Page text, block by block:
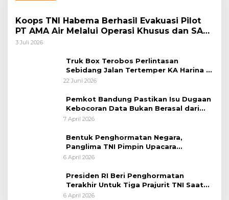
Koops TNI Habema Berhasil Evakuasi Pilot
PT AMA Air Melalui Operasi Khusus dan SAR
Taktis
3 Juli 2026
Truk Box Terobos Perlintasan
Sebidang Jalan Tertemper KA Harina di
Jalan Stasiun Poncol-Jrakah Semarang
22 Juni 2026
Pemkot Bandung Pastikan Isu Dugaan
Kebocoran Data Bukan Berasal dari
Server Disdukcapil
7 April 2026
Bentuk Penghormatan Negara,
Panglima TNI Pimpin Upacara
Pemakaman Militer
6 April 2026
Presiden RI Beri Penghormatan
Terakhir Untuk Tiga Prajurit TNI Saat
Persemayaman di Bandara Soekarno-
6 April 2026